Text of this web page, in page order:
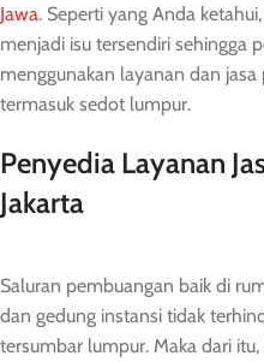
Jawa. Seperti yang Anda
menjadi isu tersendiri sehingga
menggunakan layanan dan
termasuk sedot lumpur.
Penyedia Layanan
Jakarta
Saluran pembuangan baik di
dan gedung instansi tidak
tersumbar lumpur. Maka dari